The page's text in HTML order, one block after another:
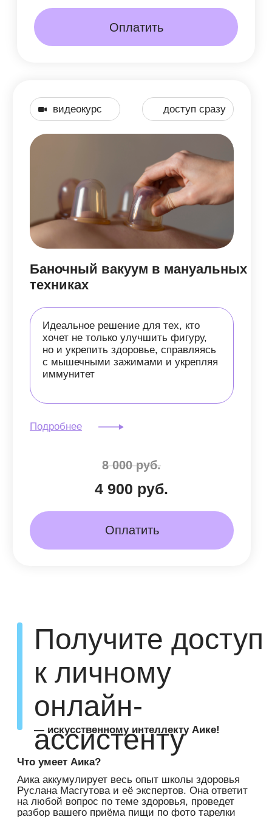
Как сохранить здоровье печени
на долгие годы — без жестких
диет и бесполезных "чисток"?
Все, что действительно работает
— мы собрали для вас в одном
Образовательный
канал в Telegram
Оплатить
Оплатить
Как улучшить работу мозга
за 7 дней, чтобы стать
здоровым, энергичным
и счастливым человеком?
7 000 руб.
3 900 руб.
пособие
Подробнее
Оплатить
Хотите
предложить
темы для